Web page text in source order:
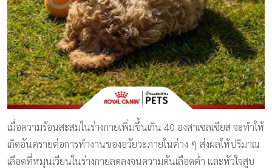
เมื่อความร้อนสะสมในร่างกายเพิ่มขึ้นเกิน 40 องศาเซลเซียส จะทำให้
เกิดอันตรายต่อการทำงานของอวัยวะภายในต่าง ๆ ส่งผลให้ปริมาณ
เลือดที่หมุนเวียนในร่างกายลดลงจนความดันเลือดต่ำ และหัวใจสูบ